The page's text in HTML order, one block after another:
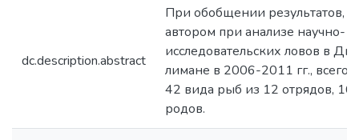
dc.description.abstract
При обобщении результатов,
автором при анализе научно-
исследовательских ловов в
лимане в 2006-2011 гг., всего
42 вида рыб из 12 отрядов, 16
родов.